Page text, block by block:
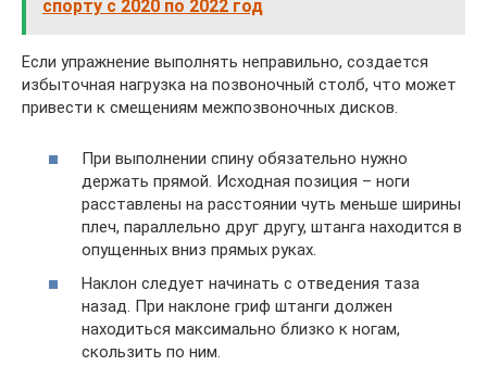
спорту с 2020 по 2022 год
Если упражнение выполнять неправильно, создается
избыточная нагрузка на позвоночный столб, что может
привести к смещениям межпозвоночных дисков.
При выполнении спину обязательно нужно
держать прямой. Исходная позиция – ноги
расставлены на расстоянии чуть меньше ширины
плеч, параллельно друг другу, штанга находится в
опущенных вниз прямых руках.
Наклон следует начинать с отведения таза
назад. При наклоне гриф штанги должен
находиться максимально близко к ногам,
скользить по ним.